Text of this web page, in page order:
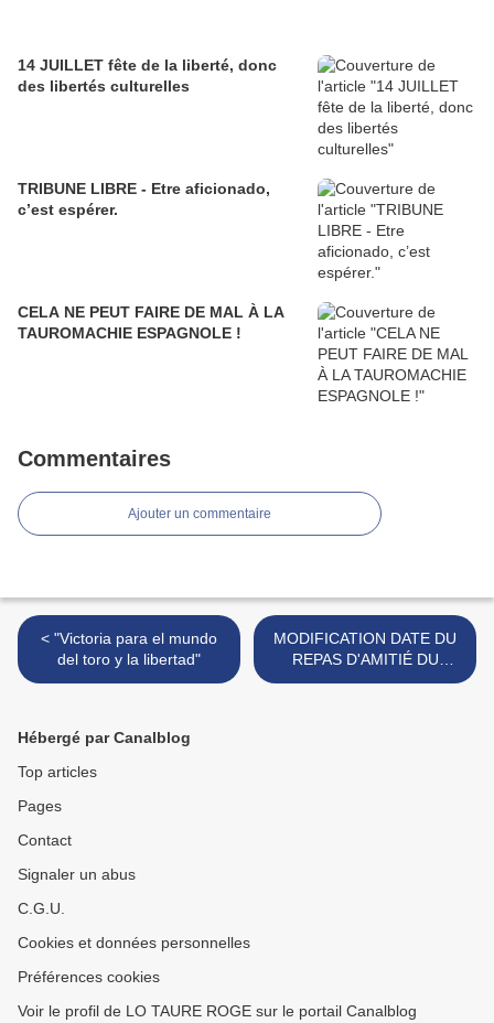
14 JUILLET fête de la liberté, donc
des libertés culturelles
TRIBUNE LIBRE - Etre aficionado,
c’est espérer.
CELA NE PEUT FAIRE DE MAL À LA
TAUROMACHIE ESPAGNOLE !
Commentaires
Ajouter un commentaire
< "Victoria para el mundo
del toro y la libertad"
MODIFICATION DATE DU
REPAS D'AMITIÉ DU
CERCLE EL MUNDILLO >
Hébergé par Canalblog
Top articles
Pages
Contact
Signaler un abus
C.G.U.
Cookies et données personnelles
Préférences cookies
Voir le profil de LO TAURE ROGE sur le portail Canalblog